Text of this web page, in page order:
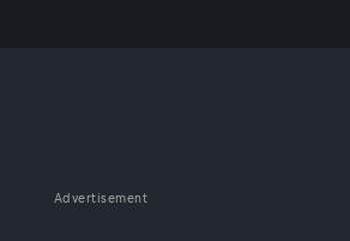
Advertisement